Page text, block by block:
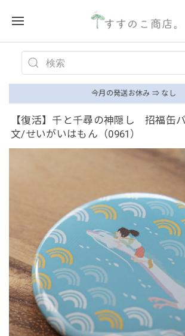
今月の発送お休み ⇒ なし
【復活】千と千尋の神隠し 招福缶
文/せいがいはもん（0961）